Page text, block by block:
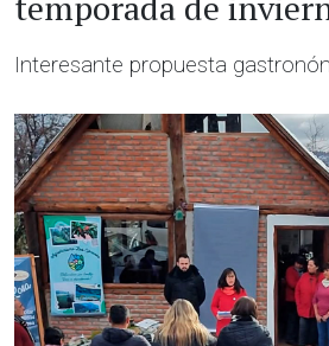
Interesante propuesta